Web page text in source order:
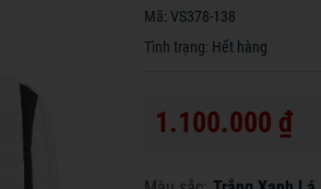
Mã: VS378-138
Tình trạng: Hết hàng
1.100.000 ₫